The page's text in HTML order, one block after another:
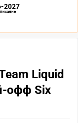
2027
Liquid
офф Six